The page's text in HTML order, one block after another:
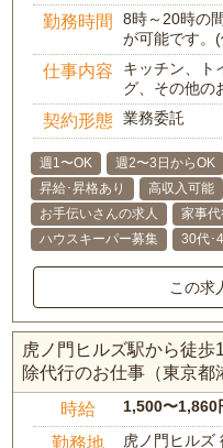
勤務時間
8時～20時の
が可能です。
仕事内容
キッチン、ト
グ、その他の
契約形態 業務委託
週1〜OK 週2〜3日からOK
昇給･昇格あり
高収入可能
お手伝いさんの求人
家事
ハウスキーパー募集
30代･
この求
虎ノ門ヒルズ駅から徒
除代行のお仕事（東京都
時給 1,500〜1,860
勤務地
虎ノ門ヒルズ